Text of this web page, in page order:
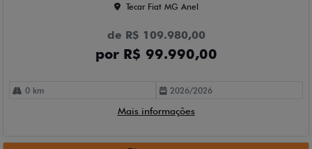
Tecar Fiat MG Anel
de R$ 109.980,00
por R$ 99.990,00
0 km 2026/2026
Mais informações